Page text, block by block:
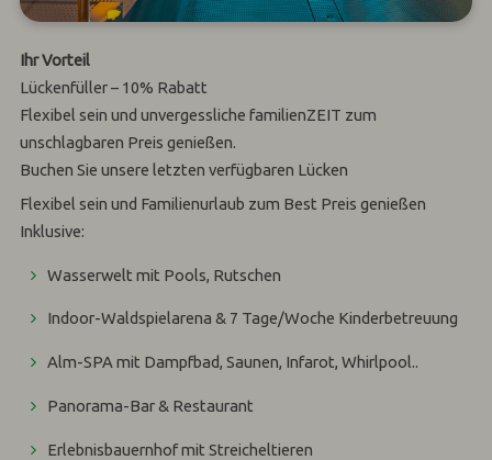
Ihr Vorteil
Lückenfüller – 10% Rabatt
Flexibel sein und unvergessliche familienZEIT zum
unschlagbaren Preis genießen.
Buchen Sie unsere letzten verfügbaren Lücken
Flexibel sein und Familienurlaub zum Best Preis genießen
Inklusive:
Wasserwelt mit Pools, Rutschen
Indoor-Waldspielarena & 7 Tage/Woche Kinderbetreuung
Alm-SPA mit Dampfbad, Saunen, Infarot, Whirlpool..
Panorama-Bar & Restaurant
Erlebnisbauernhof mit Streicheltieren